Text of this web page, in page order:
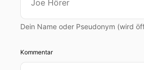
Dein Name oder Pseudonym (wird
Kommentar